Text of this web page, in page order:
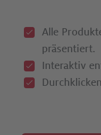
Alle
präsentiert.
Interaktiv